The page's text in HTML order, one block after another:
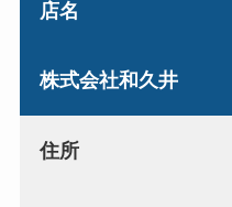
店名
株式会社和久井
住所